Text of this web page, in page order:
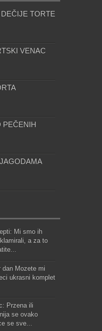
TORTE
VENAC
PEČENIH
Mi smo ih
a za to
dan Mozete mi
ukrasni komplet
Przena ili
se ovako
se sve...